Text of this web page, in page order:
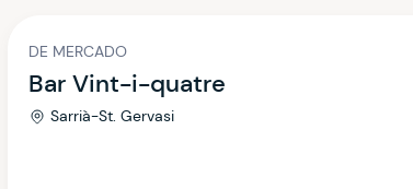
DE MERCADO
Bar Vint-i-quatre
Sarrià-St. Gervasi